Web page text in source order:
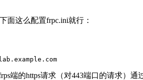
面这么配置frpc.ini就行：
端的https请求（对443端口的请求）通